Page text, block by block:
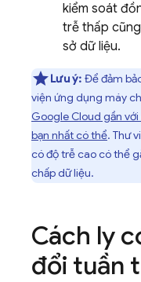
kiểm soát
trễ thấp
sở dữ liệu.
Lưu ý: Để đảm
viện ứng dụng máy
Google Cloud gần với
bạn nhất có thể. Thư
có độ trễ cao có thể
chấp dữ liệu.
Cách ly
đổi tuần